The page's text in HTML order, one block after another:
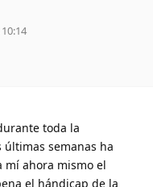
toda la
semanas ha
mí ahora mismo el
el hándicap de la